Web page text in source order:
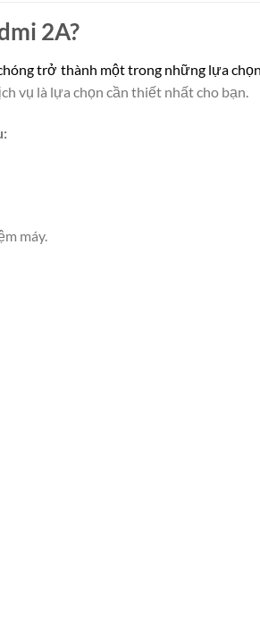
2A?
trở thành một trong những lựa
vụ là lựa chọn cần thiết nhất cho bạn.
máy.